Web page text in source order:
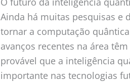
Ainda há muitas pesquisas e
tornar a computação
avanços recentes na área
provável que a inteligência
importante nas tecnologias